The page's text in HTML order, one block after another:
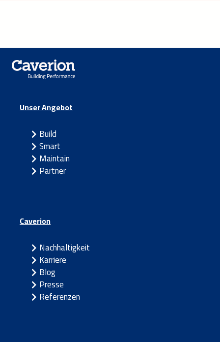
Unser Angebot
Build
Smart
Maintain
Partner
Caverion
Nachhaltigkeit
Karriere
Blog
Presse
Referenzen